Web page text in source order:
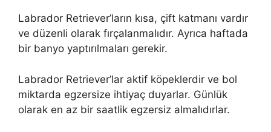
Labrador Retriever’ların kısa, çift katmanı vardır
ve düzenli olarak fırçalanmalıdır. Ayrıca haftada
bir banyo yaptırılmaları gerekir.
Labrador Retriever’lar aktif köpeklerdir ve bol
miktarda egzersize ihtiyaç duyarlar. Günlük
olarak en az bir saatlik egzersiz almalıdırlar.